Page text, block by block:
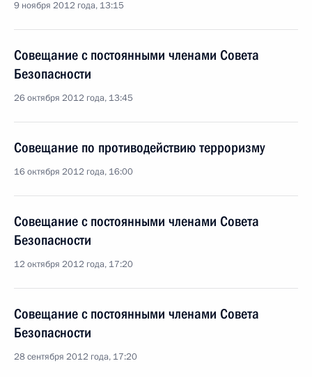
9 ноября 2012 года, 13:15
Совещание с постоянными членами Совета
Безопасности
26 октября 2012 года, 13:45
Совещание по противодействию терроризму
16 октября 2012 года, 16:00
Совещание с постоянными членами Совета
Безопасности
12 октября 2012 года, 17:20
Совещание с постоянными членами Совета
Безопасности
28 сентября 2012 года, 17:20